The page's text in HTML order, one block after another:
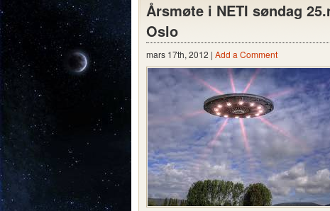
Årsmøte i NETI søndag
Oslo
mars 17th, 2012 | Add a Comment